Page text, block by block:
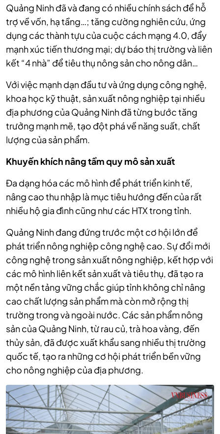
Quảng Ninh đã và đang có nhiều chính sách để hỗ
trợ về vốn, hạ tầng…; tăng cường nghiên cứu, ứng
dụng các thành tựu của cuộc cách mạng 4.0, đẩy
mạnh xúc tiến thương mại; dự báo thị trường và liên
kết “4 nhà” để tiêu thụ nông sản cho nông dân…
Với việc mạnh dạn đầu tư và ứng dụng công nghệ,
khoa học kỹ thuật, sản xuất nông nghiệp tại nhiều
địa phương của Quảng Ninh đã từng bước tăng
trưởng mạnh mẽ, tạo đột phá về năng suất, chất
lượng của sản phẩm.
Khuyến khích nâng tầm quy mô sản xuất
Đa dạng hóa các mô hình để phát triển kinh tế,
nâng cao thu nhập là mục tiêu hướng đến của rất
nhiều hộ gia đình cũng như các HTX trong tỉnh.
Quảng Ninh đang đứng trước một cơ hội lớn để
phát triển nông nghiệp công nghệ cao. Sự đổi mới
công nghệ trong sản xuất nông nghiệp, kết hợp với
các mô hình liên kết sản xuất và tiêu thụ, đã tạo ra
một nền tảng vững chắc giúp tỉnh không chỉ nâng
cao chất lượng sản phẩm mà còn mở rộng thị
trường trong và ngoài nước. Các sản phẩm nông
sản của Quảng Ninh, từ rau củ, trà hoa vàng, đến
thủy sản, đã được xuất khẩu sang nhiều thị trường
quốc tế, tạo ra những cơ hội phát triển bền vững
cho nông nghiệp của địa phương.